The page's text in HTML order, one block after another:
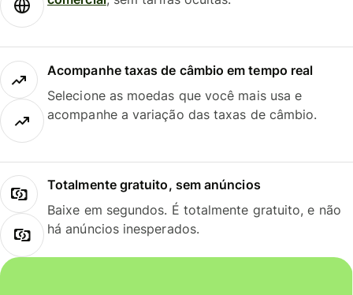
Acompanhe taxas de câmbio em tempo real
Selecione as moedas que você mais usa e
acompanhe a variação das taxas de câmbio.
Totalmente gratuito, sem anúncios
Baixe em segundos. É totalmente gratuito, e não
há anúncios inesperados.